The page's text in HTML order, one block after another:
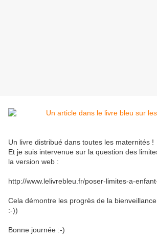
Un livre distribué dans toutes les maternités !
Et je suis intervenue sur la question des
la version web :
http://www.lelivrebleu.fr/poser-limites-a-
Cela démontre les progrès de la
:-))
Bonne journée :-)